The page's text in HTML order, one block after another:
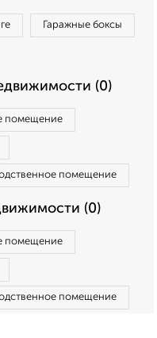
Гаражные боксы
(0)
помещение
помещение
(0)
помещение
помещение